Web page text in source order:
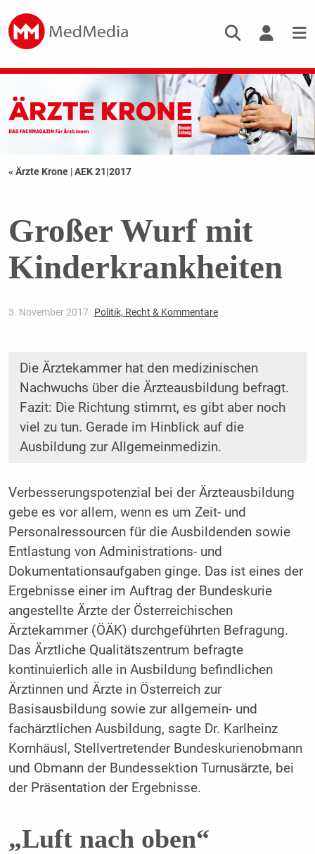
« Ärzte Krone |AEK 21|2017
Großer Wurf mit
Kinderkrankheiten
3. November 2017 Politik, Recht & Kommentare
Die Ärztekammer hat den medizinischen
Nachwuchs über die Ärzteausbildung befragt.
Fazit: Die Richtung stimmt, es gibt aber noch
viel zu tun. Gerade im Hinblick auf die
Ausbildung zur Allgemeinmedizin.
Verbesserungspotenzial bei der Ärzteausbildung
gebe es vor allem, wenn es um Zeit- und
Personalressourcen für die Ausbildenden sowie
Entlastung von Administrations- und
Dokumentationsaufgaben ginge. Das ist eines der
Ergebnisse einer im Auftrag der Bundeskurie
angestellte Ärzte der Österreichischen
Ärztekammer (ÖÄK) durchgeführten Befragung.
Das Ärztliche Qualitätszentrum befragte
kontinuierlich alle in Ausbildung befindlichen
Ärztinnen und Ärzte in Österreich zur
Basisausbildung sowie zur allgemein- und
fachärztlichen Ausbildung, sagte Dr. Karlheinz
Kornhäusl, Stellvertretender Bundeskurienobmann
und Obmann der Bundessektion Turnusärzte, bei
der Präsentation der Ergebnisse.
„Luft nach oben“